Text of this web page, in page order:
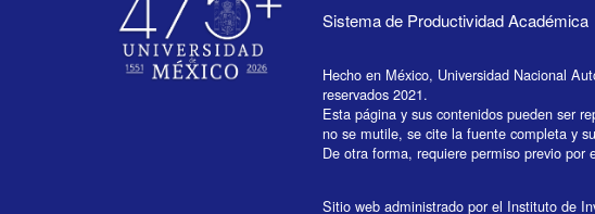
Sistema de Productividad Académica
Hecho en México, Universidad Nacional
reservados 2021.
Esta página y sus contenidos pueden ser
no se mutile, se cite la fuente completa y
De otra forma, requiere permiso previo por
Sitio web administrado por el Instituto de